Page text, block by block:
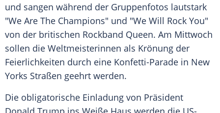
und sangen während der Gruppenfotos lautstark
"We Are The Champions" und "We Will Rock You"
von der britischen Rockband Queen. Am Mittwoch
sollen die Weltmeisterinnen als Krönung der
Feierlichkeiten durch eine Konfetti-Parade in New
Yorks Straßen geehrt werden.
Die obligatorische Einladung von Präsident